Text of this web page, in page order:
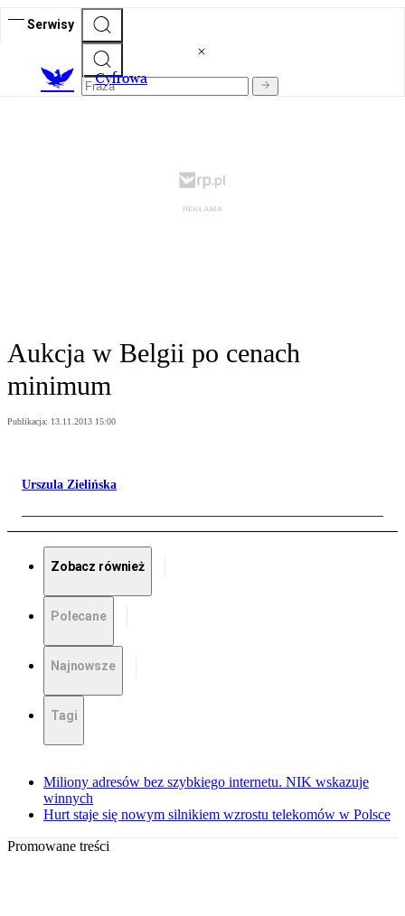
Serwisy
Cyfrowa
Aukcja w Belgii po cenach
minimum
Publikacja: 13.11.2013 15:00
Urszula Zielińska
Zobacz również
Polecane
Najnowsze
Tagi
Miliony adresów bez szybkiego internetu. NIK wskazuje
winnych
Hurt staje się nowym silnikiem wzrostu telekomów w Polsce
Promowane treści